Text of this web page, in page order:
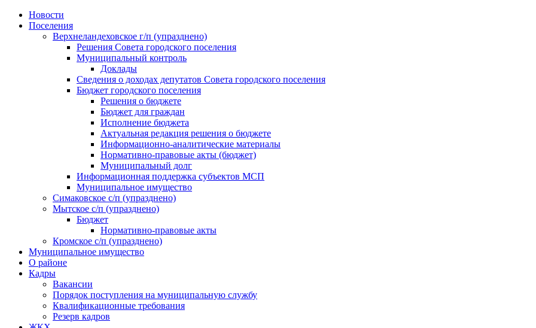
Skip
Новости
Поселения
Верхнеландеховское г/п (упразднено)
Решения Совета городского поселения
Муниципальный контроль
Доклады
Сведения о доходах депутатов Совета городского поселения
Бюджет городского поселения
Решения о бюджете
Бюджет для граждан
Исполнение бюджета
Актуальная редакция решения о бюджете
Информационно-аналитические материалы
Нормативно-правовые акты (бюджет)
Муниципальный долг
Информационная поддержка субъектов МСП
Муниципальное имущество
Симаковское с/п (упразднено)
Мытское с/п (упразднено)
Бюджет
Нормативно-правовые акты
Кромское с/п (упразднено)
Муниципальное имущество
О районе
Кадры
Вакансии
Порядок поступления на муниципальную службу
Квалификационные требования
Резерв кадров